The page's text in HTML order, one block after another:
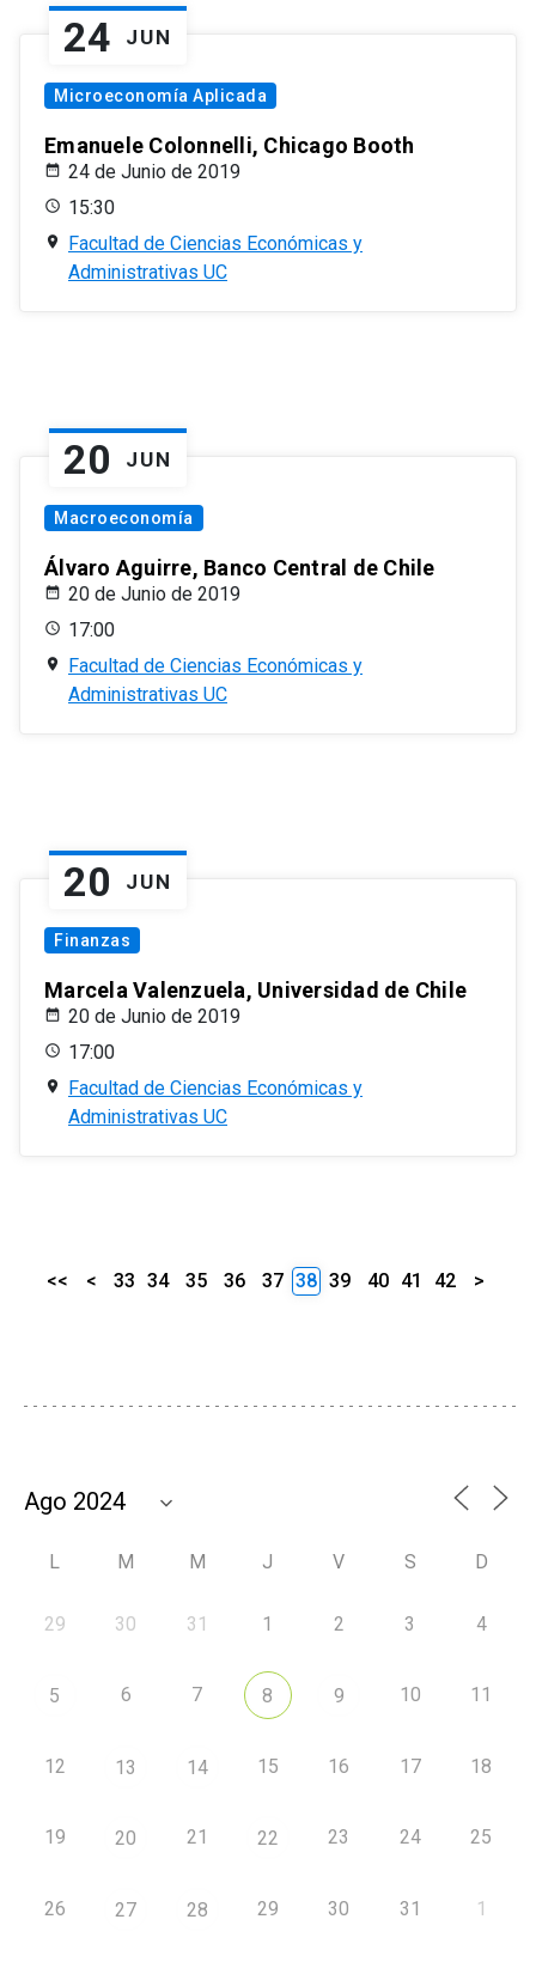
24 JUN
Microeconomía Aplicada
Emanuele Colonnelli, Chicago Booth
24 de Junio de 2019
15:30
Facultad de Ciencias Económicas y
Administrativas UC
20 JUN
Macroeconomía
Álvaro Aguirre, Banco Central de Chile
20 de Junio de 2019
17:00
Facultad de Ciencias Económicas y
Administrativas UC
20 JUN
Finanzas
Marcela Valenzuela, Universidad de Chile
20 de Junio de 2019
17:00
Facultad de Ciencias Económicas y
Administrativas UC
<< < 33 34 35 36 37 38 39 40 41 42 >
L M M J V S D
29 30 31 1 2 3 4
5 6 7 8 9 10 11
12 13 14 15 16 17 18
19 20 21 22 23 24 25
26 27 28 29 30 31 1